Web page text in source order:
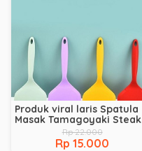
Produk viral laris Spatula
Masak Tamagoyaki Steak
Bahan Silikon.
Rp 22.000
Rp 15.000